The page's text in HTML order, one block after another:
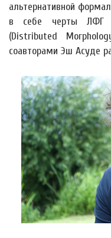
альтернативной
в себе черты ЛФГ и
(Distributed
соавторами Эш Асуде